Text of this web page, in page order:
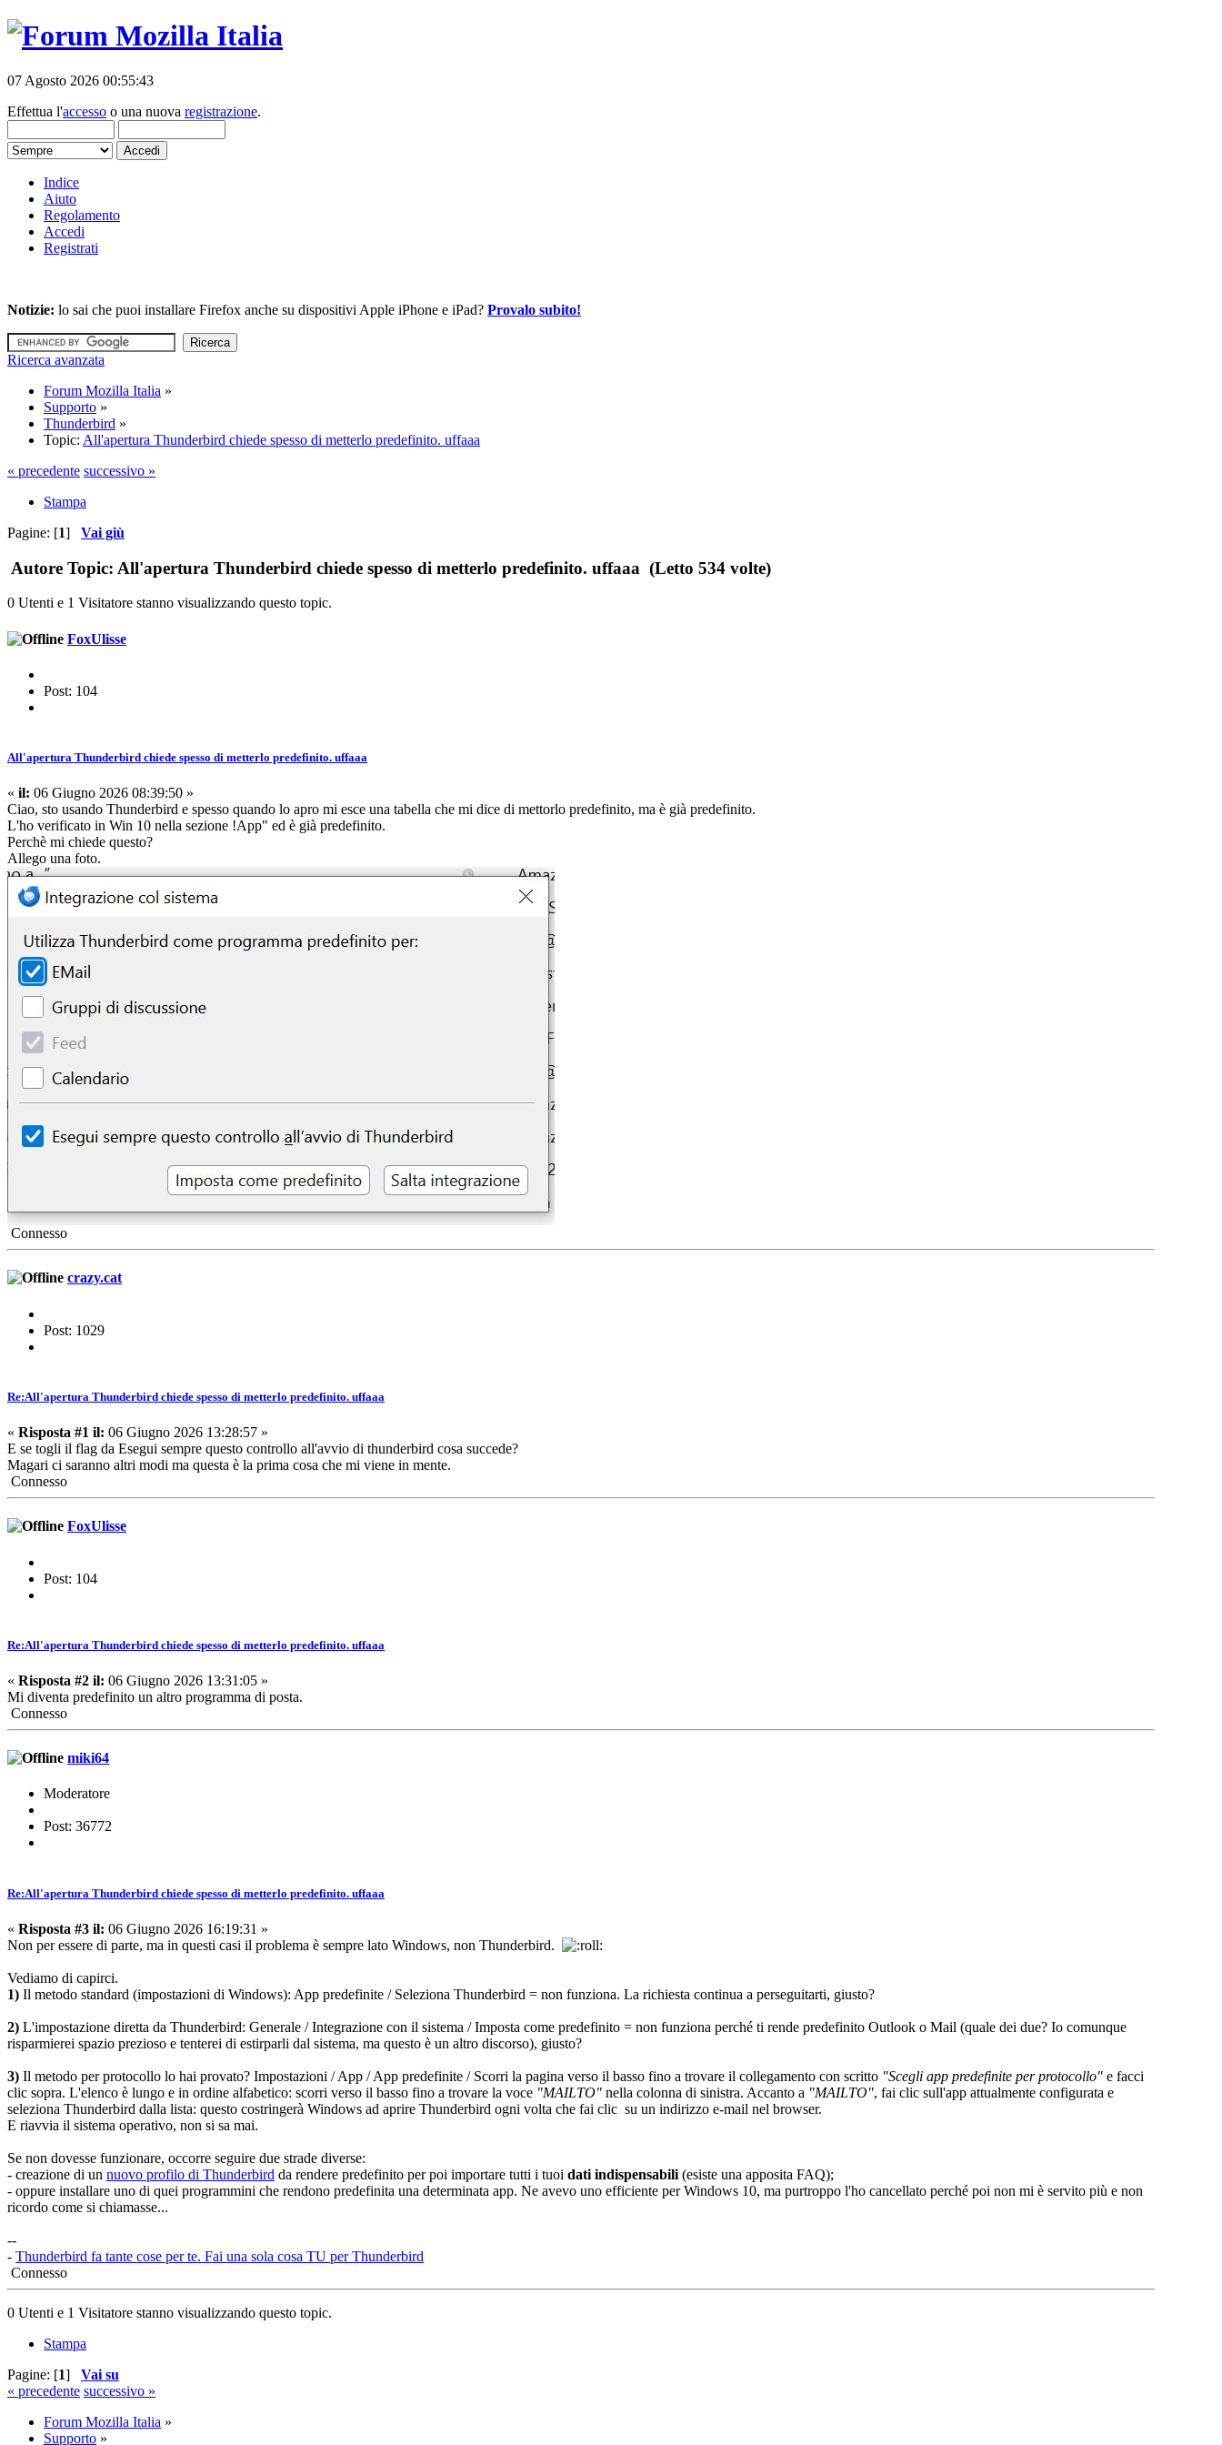
07 Agosto 2026 00:55:43
Effettua l'accesso o una nuova registrazione.
Indice
Aiuto
Regolamento
Accedi
Registrati
Notizie: lo sai che puoi installare Firefox anche su dispositivi Apple iPhone e iPad? Provalo subito!
Ricerca avanzata
Forum Mozilla Italia »
Supporto »
Thunderbird »
Topic: All'apertura Thunderbird chiede spesso di metterlo predefinito. uffaaa
« precedente successivo »
Stampa
Pagine: [1] Vai giù
Autore Topic: All'apertura Thunderbird chiede spesso di metterlo predefinito. uffaaa (Letto 534 volte)
0 Utenti e 1 Visitatore stanno visualizzando questo topic.
FoxUlisse
Post: 104
All'apertura Thunderbird chiede spesso di metterlo predefinito. uffaaa
« il: 06 Giugno 2026 08:39:50 »
Ciao, sto usando Thunderbird e spesso quando lo apro mi esce una tabella che mi dice di mettorlo predefinito, ma è già predefinito.
L'ho verificato in Win 10 nella sezione !App" ed è già predefinito.
Perchè mi chiede questo?
Allego una foto.
Connesso
crazy.cat
Post: 1029
Re:All'apertura Thunderbird chiede spesso di metterlo predefinito. uffaaa
« Risposta #1 il: 06 Giugno 2026 13:28:57 »
E se togli il flag da Esegui sempre questo controllo all'avvio di thunderbird cosa succede?
Magari ci saranno altri modi ma questa è la prima cosa che mi viene in mente.
Connesso
FoxUlisse
Post: 104
Re:All'apertura Thunderbird chiede spesso di metterlo predefinito. uffaaa
« Risposta #2 il: 06 Giugno 2026 13:31:05 »
Mi diventa predefinito un altro programma di posta.
Connesso
miki64
Moderatore
Post: 36772
Re:All'apertura Thunderbird chiede spesso di metterlo predefinito. uffaaa
« Risposta #3 il: 06 Giugno 2026 16:19:31 »
Non per essere di parte, ma in questi casi il problema è sempre lato Windows, non Thunderbird.
Vediamo di capirci.
1) Il metodo standard (impostazioni di Windows): App predefinite / Seleziona Thunderbird = non funziona. La richiesta continua a perseguitarti, giusto?
2) L'impostazione diretta da Thunderbird: Generale / Integrazione con il sistema / Imposta come predefinito = non funziona perché ti rende predefinito Outlook o Mail (quale dei due? Io comunque
risparmierei spazio prezioso e tenterei di estirparli dal sistema, ma questo è un altro discorso), giusto?
3) Il metodo per protocollo lo hai provato? Impostazioni / App / App predefinite / Scorri la pagina verso il basso fino a trovare il collegamento con scritto "Scegli app predefinite per protocollo" e facci
clic sopra. L'elenco è lungo e in ordine alfabetico: scorri verso il basso fino a trovare la voce "MAILTO" nella colonna di sinistra. Accanto a "MAILTO", fai clic sull'app attualmente configurata e
seleziona Thunderbird dalla lista: questo costringerà Windows ad aprire Thunderbird ogni volta che fai clic su un indirizzo e-mail nel browser.
E riavvia il sistema operativo, non si sa mai.
Se non dovesse funzionare, occorre seguire due strade diverse:
- creazione di un nuovo profilo di Thunderbird da rendere predefinito per poi importare tutti i tuoi dati indispensabili (esiste una apposita FAQ);
- oppure installare uno di quei programmini che rendono predefinita una determinata app. Ne avevo uno efficiente per Windows 10, ma purtroppo l'ho cancellato perché poi non mi è servito più e non
ricordo come si chiamasse...
--
- Thunderbird fa tante cose per te. Fai una sola cosa TU per Thunderbird
Connesso
0 Utenti e 1 Visitatore stanno visualizzando questo topic.
Stampa
Pagine: [1] Vai su
« precedente successivo »
Forum Mozilla Italia »
Supporto »